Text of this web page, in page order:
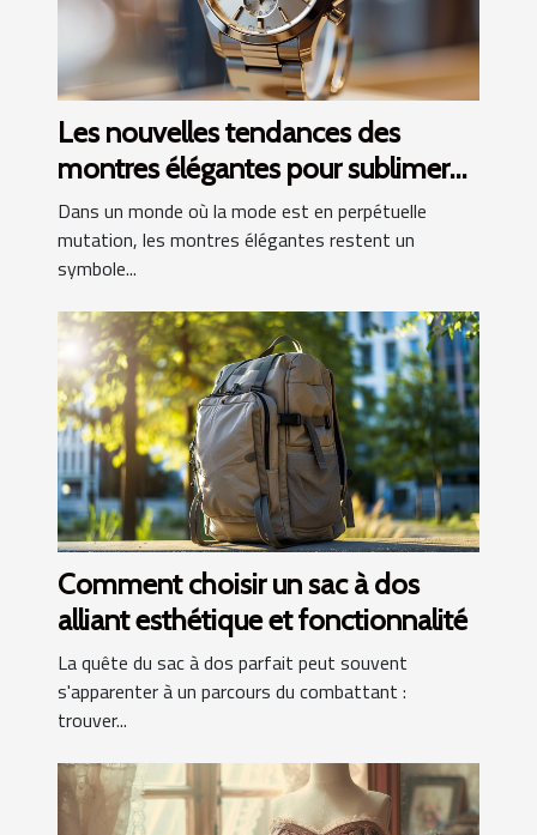
Les nouvelles tendances des
montres élégantes pour sublimer
chaque tenue
Dans un monde où la mode est en perpétuelle
mutation, les montres élégantes restent un
symbole...
Comment choisir un sac à dos
alliant esthétique et fonctionnalité
La quête du sac à dos parfait peut souvent
s'apparenter à un parcours du combattant :
trouver...